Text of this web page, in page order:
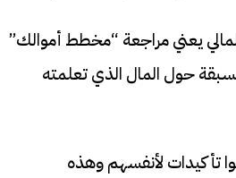
يعني مراجعة “مخطط أموالك”
حول المال الذي تعلمته
تأكيدات لأنفسهم وهذه